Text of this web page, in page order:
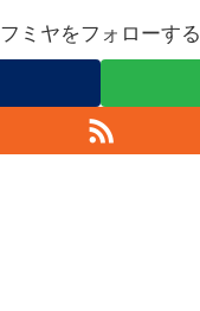
フミヤをフォローする